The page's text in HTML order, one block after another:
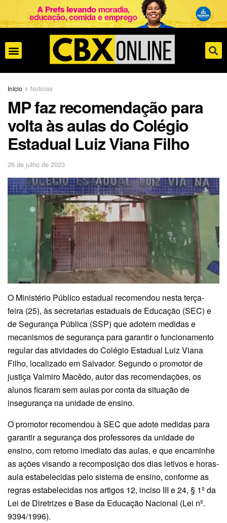
Início Noticias
MP faz recomendação para
volta às aulas do Colégio
Estadual Luiz Viana Filho
26 de julho de 2023
O Ministério Público estadual recomendou nesta terça-
feira (25), às secretarias estaduais de Educação (SEC) e
de Segurança Pública (SSP) que adotem medidas e
mecanismos de segurança para garantir o funcionamento
regular das atividades do Colégio Estadual Luiz Viana
Filho, localizado em Salvador. Segundo o promotor de
justiça Valmiro Macêdo, autor das recomendações, os
alunos ficaram sem aulas por conta da situação de
insegurança na unidade de ensino.
O promotor recomendou à SEC que adote medidas para
garantir a segurança dos professores da unidade de
ensino, com retorno imediato das aulas, e que encaminhe
as ações visando a recomposição dos dias letivos e horas-
aula estabelecidas pelo sistema de ensino, conforme as
regras estabelecidas nos artigos 12, inciso III e 24, § 1º da
Lei de Diretrizes e Base da Educação Nacional (Lei nº.
9394/1996).